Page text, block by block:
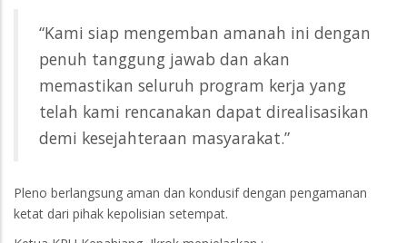
“Kami siap mengemban amanah ini dengan
penuh tanggung jawab dan akan
memastikan seluruh program kerja yang
telah kami rencanakan dapat direalisasikan
demi kesejahteraan masyarakat.”
Pleno berlangsung aman dan kondusif dengan pengamanan
ketat dari pihak kepolisian setempat.